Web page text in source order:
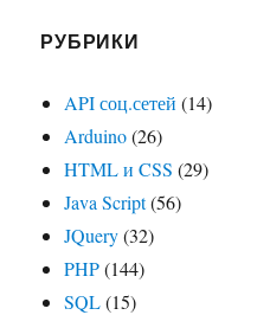
РУБРИКИ
API соц.сетей (14)
Arduino(26)
HTML и CSS (29)
Java Script(56)
JQuery(32)
PHP(144)
SQL(15)